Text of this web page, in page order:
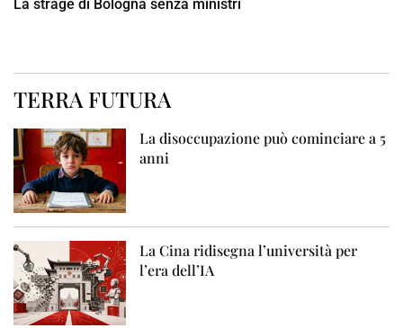
La strage di Bologna senza ministri
TERRA FUTURA
La disoccupazione può cominciare a 5
anni
La Cina ridisegna l’università per
l’era dell’IA